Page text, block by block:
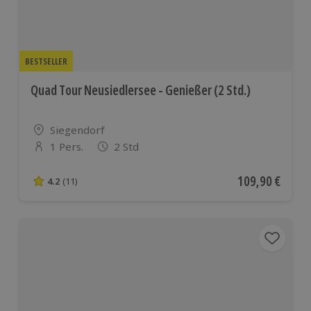
BESTSELLER
Quad Tour Neusiedlersee - Genießer (2 Std.)
Standort
Siegendorf
Anzahl der Teilnehmer
1 Pers. 2 Std
4.2 von 5 Sternen basierend auf 11 Bewertungen
4.2 (11) Aktueller Preis
109,90 €